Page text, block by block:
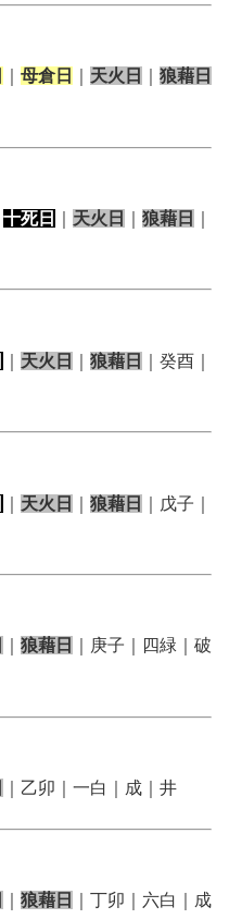
母倉日 天火日
狼藉日
十死日 天火日 狼藉日
天火日 狼藉日
｜癸酉｜
天火日 狼藉日
｜戊子｜
狼藉日
｜庚子｜四緑｜破
｜乙卯｜一白｜成｜井
狼藉日
｜丁卯｜六白｜成